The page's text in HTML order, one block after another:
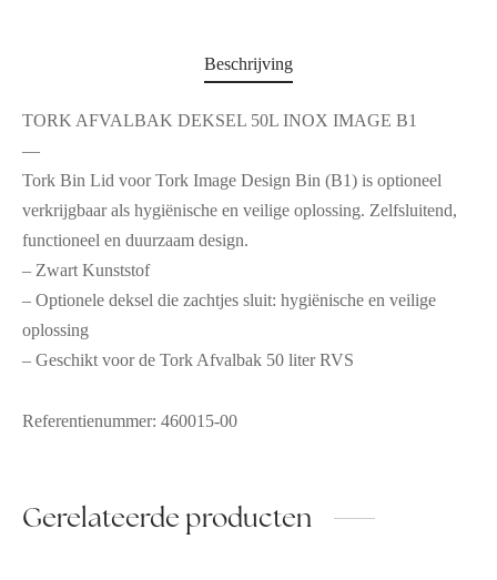
Beschrijving
TORK AFVALBAK DEKSEL 50L INOX IMAGE B1
—
Tork Bin Lid voor Tork Image Design Bin (B1) is optioneel
verkrijgbaar als hygiënische en veilige oplossing. Zelfsluitend,
functioneel en duurzaam design.
– Zwart Kunststof
– Optionele deksel die zachtjes sluit: hygiënische en veilige
oplossing
– Geschikt voor de Tork Afvalbak 50 liter RVS
Referentienummer: 460015-00
Gerelateerde producten